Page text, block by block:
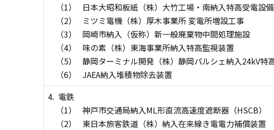
（1）
日本大昭和板紙（株）大竹工場・南納入特高受電設備
（2）
ミツミ電機（株）厚木事業所 変電所増設工事
（3）
岡崎市納入（仮称）新一般廃棄物中間処理施設
（4）
味の素（株）東海事業所納入特高監視装置
（5）
静岡ターミナル開発（株）静岡パルシェ納入24kV特
（6）
JAEA納入堆積物除去装置
4. 電鉄
（1）
神戸市交通局納入ML形直流高速度遮断器（HSCB）
（2）
東日本旅客鉄道（株）納入在来線き電電力補償装置